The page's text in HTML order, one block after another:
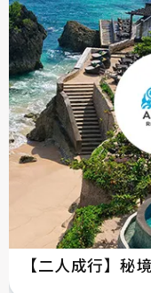
【二人成行】秘